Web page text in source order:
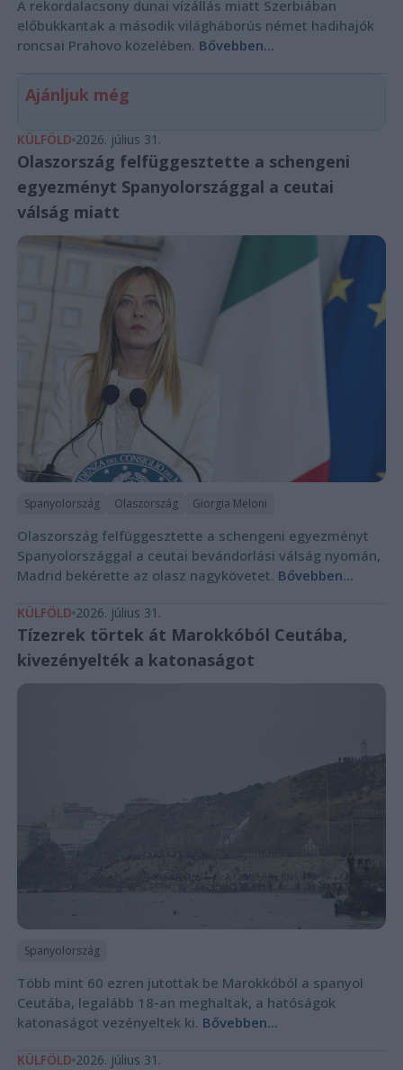
A rekordalacsony dunai vízállás miatt Szerbiában
előbukkantak a második világháborús német hadihajók
roncsai Prahovo közelében. Bővebben...
Ajánljuk még
KÜLFÖLD 2026. július 31.
Olaszország felfüggesztette a schengeni
egyezményt Spanyolországgal a ceutai
válság miatt
Spanyolország Olaszország Giorgia Meloni
Olaszország felfüggesztette a schengeni egyezményt
Spanyolországgal a ceutai bevándorlási válság nyomán,
Madrid bekérette az olasz nagykövetet. Bővebben...
KÜLFÖLD 2026. július 31.
Tízezrek törtek át Marokkóból Ceutába,
kivezényelték a katonaságot
Spanyolország
Több mint 60 ezren jutottak be Marokkóból a spanyol
Ceutába, legalább 18-an meghaltak, a hatóságok
katonaságot vezényeltek ki. Bővebben...
KÜLFÖLD 2026. július 31.